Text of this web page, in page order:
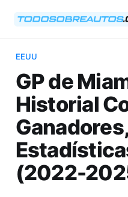
EEUU
GP de
Historial
(2022-